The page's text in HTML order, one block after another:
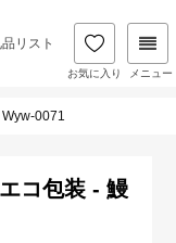
リスト
お気に入り メニュー
0071
コ包装 - 鰻